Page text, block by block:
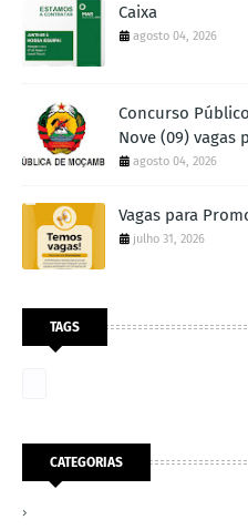
Caixa
agosto 04, 2026
Concurso
Nove (09) vagas
agosto 04, 2026
Vagas para
julho 31, 2026
TAGS
CATEGORIAS